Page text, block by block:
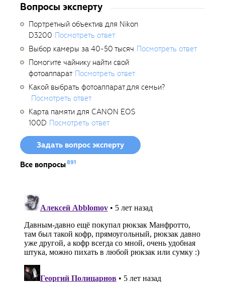
Вопросы эксперту
Портретный объектив для Nikon
D3200 Посмотреть ответ
Выбор камеры за 40-50 тысяч Посмотреть ответ
Помогите чайнику найти свой
фотоаппарат Посмотреть ответ
Какой выбрать фотоаппарат для семьи?
Посмотреть ответ
Карта памяти для CANON EOS
100D Посмотреть ответ
Задать вопрос эксперту
Все вопросы891